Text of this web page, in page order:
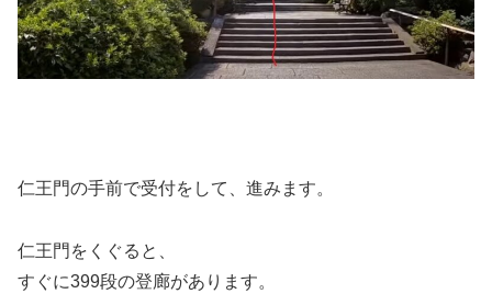
仁王門の手前で受付をして、進みます。
仁王門をくぐると、
すぐに399段の登廊があります。